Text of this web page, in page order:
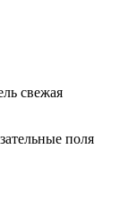
свежая
поля